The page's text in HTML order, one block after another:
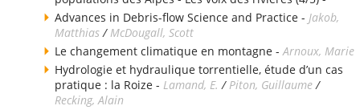
Advances in Debris-flow Science and Practice - Jakob,
Matthias/McDougall, Scott
Le changement climatique en montagne -Arnoux, Marie
Hydrologie et hydraulique torrentielle, étude d’un cas
pratique : la Roize - Lamand, E. / Piton, Guillaume/
Recking, Alain